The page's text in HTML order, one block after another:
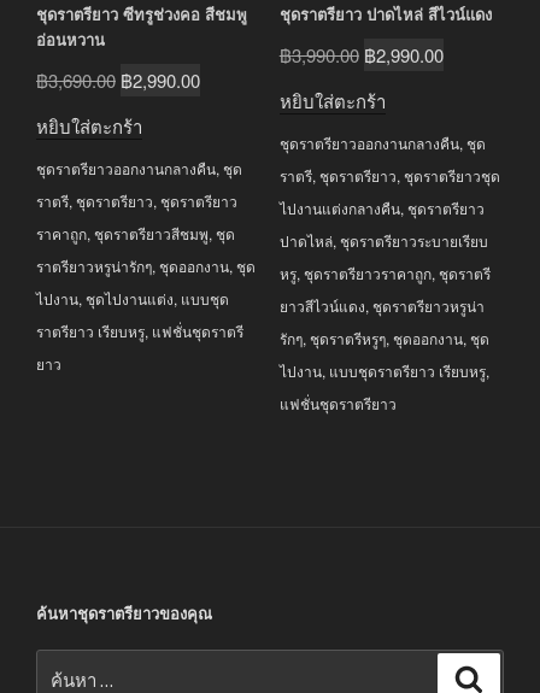
ชุดราตรียาว ซีทรูช่วงคอ สีชมพู
อ่อนหวาน
฿3,690.00 Original
฿3,690.00.
฿2,990.00Current
฿2,990.00.
หยิบใส่ตะกร้า
ชุดราตรียาวออกงานกลางคืน, ชุด
ราตรี, ชุดราตรียาว, ชุดราตรียาว
ราคาถูก, ชุดราตรียาวสีชมพู, ชุด
ราตรียาวหรูน่ารักๆ, ชุดออกงาน, ชุด
ไปงาน, ชุดไปงานแต่ง, แบบชุด
ราตรียาว เรียบหรู, แฟชั่นชุดราตรี
ยาว
ชุดราตรียาว ปาดไหล่ สีไวน์แดง
฿3,990.00 Original
฿3,990.00.
฿2,990.00Current
฿2,990.00.
หยิบใส่ตะกร้า
ชุดราตรียาวออกงานกลางคืน, ชุด
ราตรี, ชุดราตรียาว, ชุดราตรียาวชุด
ไปงานแต่งกลางคืน, ชุดราตรียาว
ปาดไหล่, ชุดราตรียาวระบายเรียบ
หรู, ชุดราตรียาวราคาถูก, ชุดราตรี
ยาวสีไวน์แดง, ชุดราตรียาวหรูน่า
รักๆ, ชุดราตรีหรูๆ, ชุดออกงาน, ชุด
ไปงาน, แบบชุดราตรียาว เรียบหรู,
แฟชั่นชุดราตรียาว
ค้นหาชุดราตรียาวของคุณ